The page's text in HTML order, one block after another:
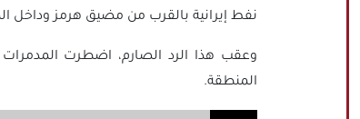
نفط إيرانية بالقرب من مضيق هرمز وداخل
وعقب هذا الرد الصارم، اضطرت المدمرات
المنطقة.